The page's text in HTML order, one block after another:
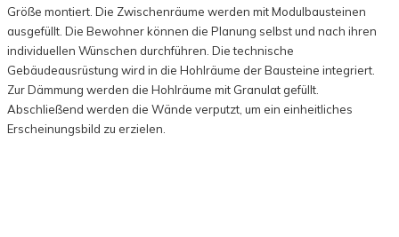
Größe montiert. Die Zwischenräume werden mit Modulbausteinen
ausgefüllt. Die Bewohner können die Planung selbst und nach ihren
individuellen Wünschen durchführen. Die technische
Gebäudeausrüstung wird in die Hohlräume der Bausteine ​​integriert.
Zur Dämmung werden die Hohlräume mit Granulat gefüllt.
Abschließend werden die Wände verputzt, um ein einheitliches
Erscheinungsbild zu erzielen.